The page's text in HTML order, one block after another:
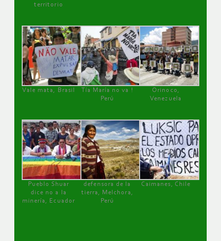
territorio
Vale mata, Brasil
Tía María no va !
Perú
Orinoco,
Venezuela
Pueblo Shuar
dice no a la
minería, Ecuador
defensora de la
tierra, Melchora,
Perú
Caimanes, Chile